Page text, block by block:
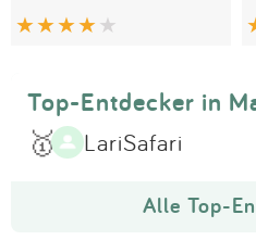
Top-Entdecker in
🥇 LariSafari
Alle Top-